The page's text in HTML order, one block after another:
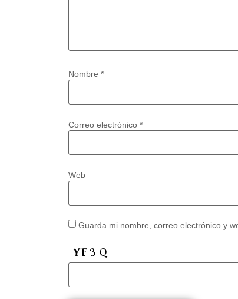
Nombre *
Correo electrónico *
Web
Guarda mi nombre, correo electrónico y